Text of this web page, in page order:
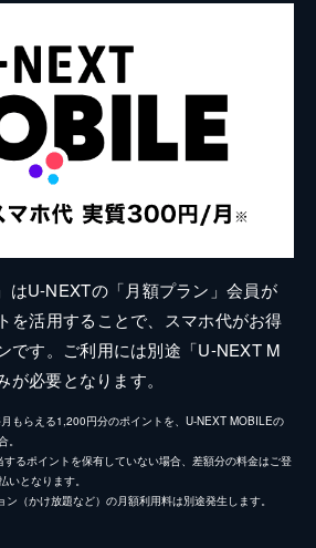
はU-NEXTの「月額プラン」会員が
を活用することで、スマホ代がお得
です。ご利用には別途「U-NEXT M
必要となります。
もらえる1,200円分のポイントを、U-NEXT MOBILEの
るポイントを保有していない場合、差額分の料金はご登
となります。
（かけ放題など）の月額利用料は別途発生します。